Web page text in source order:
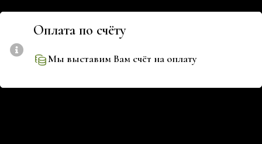
Оплата по счёту
Мы выставим Вам счёт на оплату